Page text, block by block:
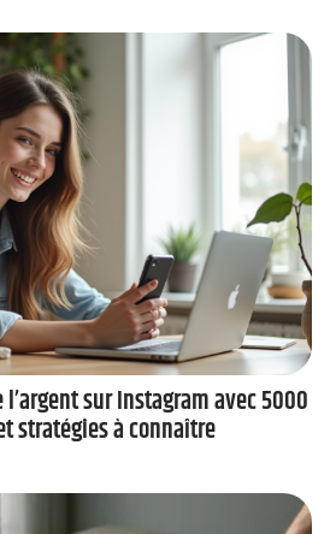
sur Instagram avec 5000
stratégies à connaître